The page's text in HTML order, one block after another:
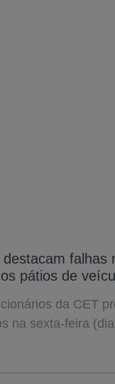
falhas
pátios de
da CET
na sexta-feira